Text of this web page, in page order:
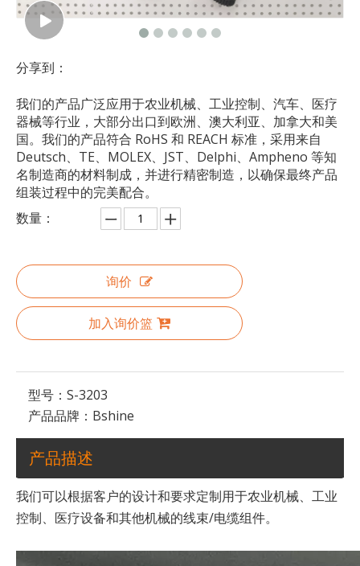
农业机械电缆组件收割机线束制造商 继电器电缆组件防水线束制造商
农机线束防水连接器 Deutsch TE Molex 原装连接器 农业机械线束防水连接器 Deutsch TE Molex 原装连接器
分享到：
我们的产品广泛应用于农业机械、工业控制、汽车、医疗
器械等行业，大部分出口到欧洲、澳大利亚、加拿大和美
国。我们的产品符合 RoHS 和 REACH 标准，采用来自
Deutsch、TE、MOLEX、JST、Delphi、Ampheno 等知
名制造商的材料制成，并进行精密制造，以确保最终产品
组装过程中的完美配合。
数量：
询价
加入询价篮
型号： S-3203
产品品牌： Bshine
产品描述
我们可以根据客户的设计和要求定制用于农业机械、工业
控制、医疗设备和其他机械的线束/电缆组件。